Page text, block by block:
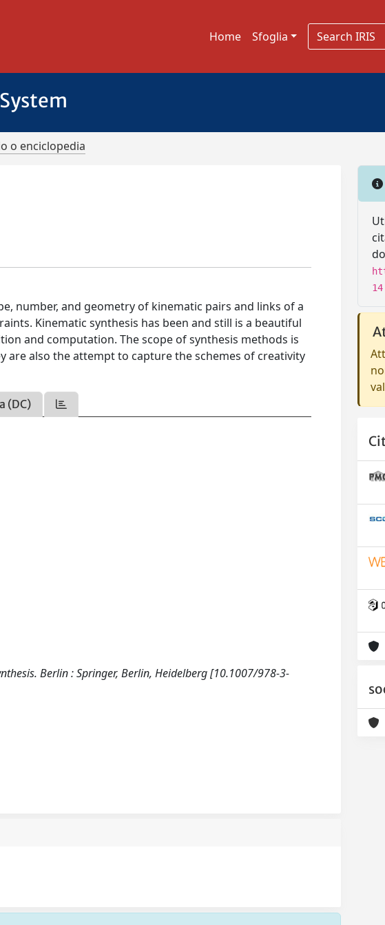
Home Sfoglia
o enciclopedia
number, and geometry of kinematic pairs and links of a
Kinematic synthesis has been and still is a beautiful
and computation. The scope of synthesis methods is
also the attempt to capture the schemes of creativity
(DC)
Berlin : Springer, Berlin, Heidelberg [10.1007/978-3-
14